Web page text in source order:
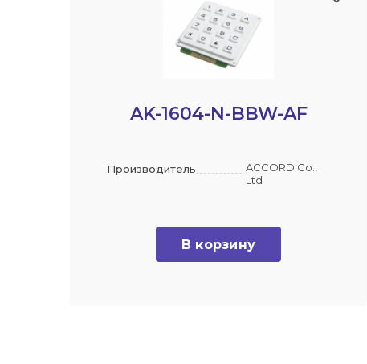
AK-1604-N-BBW-AF
Производитель
ACCORD Co.,
Ltd
В корзину